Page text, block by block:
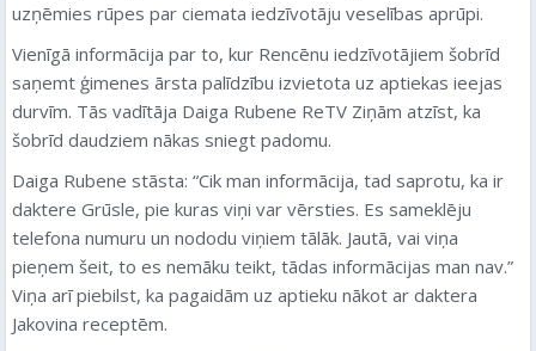
uzņēmies rūpes par ciemata iedzīvotāju veselības aprūpi.
Vienīgā informācija par to, kur Rencēnu iedzīvotājiem šobrīd
saņemt ģimenes ārsta palīdzību izvietota uz aptiekas ieejas
durvīm. Tās vadītāja Daiga Rubene ReTV Ziņām atzīst, ka
šobrīd daudziem nākas sniegt padomu.
Daiga Rubene stāsta: “Cik man informācija, tad saprotu, ka ir
daktere Grūsle, pie kuras viņi var vērsties. Es sameklēju
telefona numuru un nododu viņiem tālāk. Jautā, vai viņa
pieņem šeit, to es nemāku teikt, tādas informācijas man nav.”
Viņa arī piebilst, ka pagaidām uz aptieku nākot ar daktera
Jakovina receptēm.